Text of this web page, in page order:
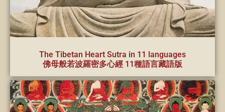
The Tibetan Heart Sutra in 11 languages
佛母般若波羅密多心經 11種語言藏語版